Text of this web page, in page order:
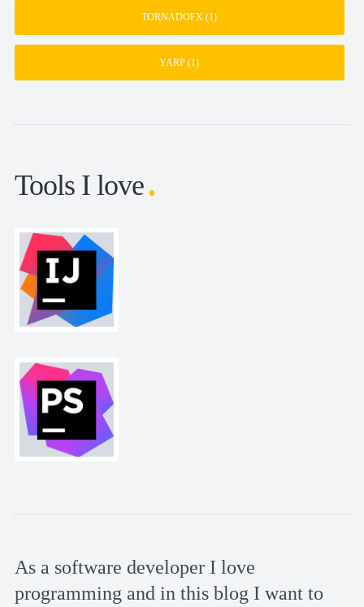
TORNADOFX(1)
YARP(1)
Tools I love
As a software developer I love
programming and in this blog I want to